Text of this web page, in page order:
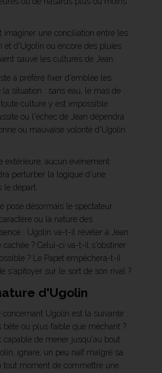
imaginer une conciliation entre les
et d'Ugolin ou encore des pluies
sauvé les cultures de Jean.
a préféré fixer d'emblée les
la situation : sans eau, le mas de
culture y est impossible.
ou l'échec de Jean dépendra
ou mauvaise volonté d'Ugolin
extérieure, aucun événement
perturber la logique d'une
le départ.
pose désormais le spectateur
ou la nature des
: Ugolin va-t-il révéler à Jean
cachée ? Celui-ci va-t-il s'obstiner
? Le Papet empêchera-t-il
s'apitoyer sur le sort de son rival ?
d'Ugolin
concernant Ugolin est la suivante :
ou plus faible que méchant ?
de mener jusqu'au bout
ignare, un peu naïf malgré sa
tout moment de commettre une